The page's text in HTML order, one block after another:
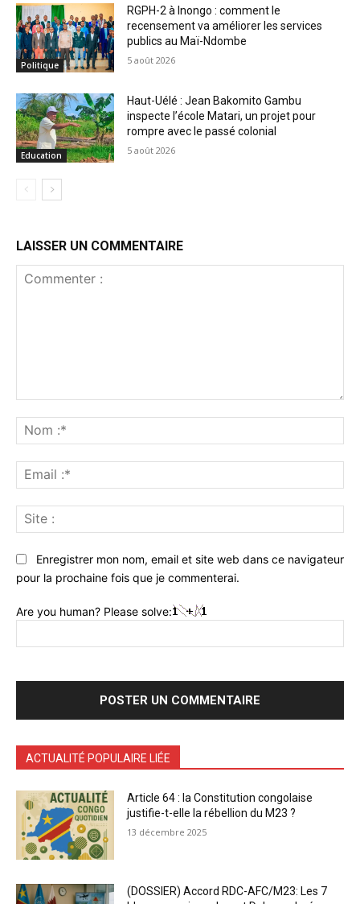
Politique
RGPH-2 à Inongo : comment le
recensement va améliorer les services
publics au Maï-Ndombe
5 août 2026
Education
Haut-Uélé : Jean Bakomito Gambu
inspecte l’école Matari, un projet pour
rompre avec le passé colonial
5 août 2026
LAISSER UN COMMENTAIRE
:*
:*
:
Enregistrer mon nom, email et site web dans ce navigateur
pour la prochaine fois que je commenterai.
Are you human? Please solve:
ACTUALITÉ POPULAIRE LIÉE
Article 64 : la Constitution congolaise
justifie-t-elle la rébellion du M23 ?
13 décembre 2025
(DOSSIER) Accord RDC-AFC/M23: Les 7